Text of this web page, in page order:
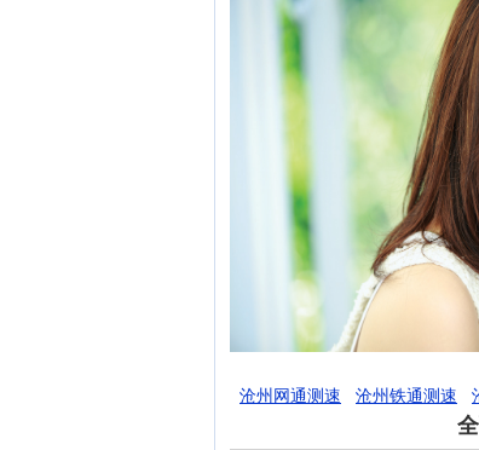
沧州网通测速 沧州铁通测速